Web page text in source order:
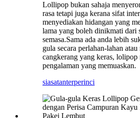
Lollipop bukan sahaja
rasa tetapi juga kerana sifat
menyediakan hidangan yang
lama yang boleh dinikmati dari
semasa.Sama ada anda lebih
gula secara perlahan-lahan atau
cangkerang yang keras, lolipop
pengalaman yang memuaskan.
siasatanterperinci